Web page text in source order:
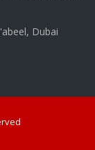
Dubai